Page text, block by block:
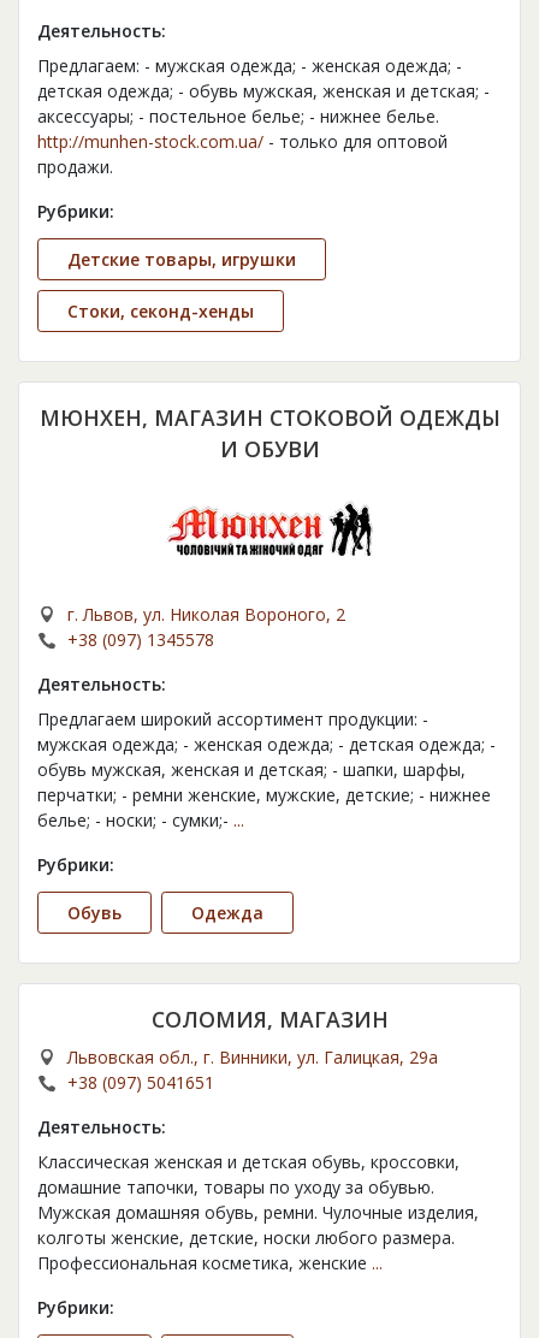
Деятельность:
Предлагаем: - мужская одежда; - женская одежда; -
детская одежда; - обувь мужская, женская и детская; -
аксессуары; - постельное белье; - нижнее белье.
http://munhen-stock.com.ua/ - только для оптовой
продажи.
Рубрики:
Детские товары, игрушки
Стоки, секонд-хенды
МЮНХЕН, МАГАЗИН СТОКОВОЙ ОДЕЖДЫ
И ОБУВИ
г. Львов, ул. Николая Вороного, 2
+38 (097) 1345578
Деятельность:
Предлагаем широкий ассортимент продукции: -
мужская одежда; - женская одежда; - детская одежда; -
обувь мужская, женская и детская; - шапки, шарфы,
перчатки; - ремни женские, мужские, детские; - нижнее
белье; - носки; - сумки;- ...
Рубрики:
Обувь Одежда
СОЛОМИЯ, МАГАЗИН
Львовская обл., г. Винники, ул. Галицкая, 29а
+38 (097) 5041651
Деятельность:
Классическая женская и детская обувь, кроссовки,
домашние тапочки, товары по уходу за обувью.
Мужская домашняя обувь, ремни. Чулочные изделия,
колготы женские, детские, носки любого размера.
Профессиональная косметика, женские ...
Рубрики: